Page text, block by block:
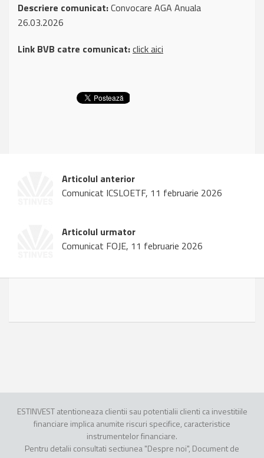
Descriere comunicat:Convocare AGA Anuala
26.03.2026
Link BVB catre comunicat:click aici
Articolul anterior
Comunicat ICSLOETF, 11 februarie 2026
Articolul urmator
Comunicat FOJE, 11 februarie 2026
ESTINVEST atentioneaza clientii sau potentialii clienti ca investitiile
financiare implica anumite riscuri specifice, caracteristice
instrumentelor financiare.
Pentru detalii consultati sectiunea "Despre noi", Document de